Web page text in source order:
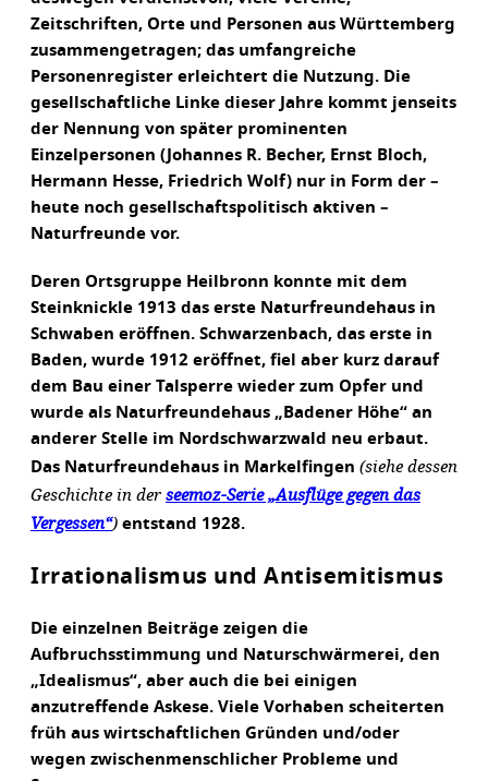
Zeitschriften, Orte und Personen aus Württemberg
zusammengetragen; das umfangreiche
Personenregister erleichtert die Nutzung. Die
gesellschaftliche Linke dieser Jahre kommt jenseits
der Nennung von später prominenten
Einzelpersonen (Johannes R. Becher, Ernst Bloch,
Hermann Hesse, Friedrich Wolf) nur in Form der –
heute noch gesellschaftspolitisch aktiven –
Naturfreunde vor.
Deren Ortsgruppe Heilbronn konnte mit dem
Steinknickle 1913 das erste Naturfreundehaus in
Schwaben eröffnen. Schwarzenbach, das erste in
Baden, wurde 1912 eröffnet, fiel aber kurz darauf
dem Bau einer Talsperre wieder zum Opfer und
wurde als Naturfreundehaus „Badener Höhe“ an
anderer Stelle im Nordschwarzwald neu erbaut.
Das Naturfreundehaus in Markelfingen (siehe dessen
Geschichte in der seemoz-Serie „Ausflüge gegen das
Vergessen“) entstand 1928.
Irrationalismus und Antisemitismus
Die einzelnen Beiträge zeigen die
Aufbruchsstimmung und Naturschwärmerei, den
„Idealismus“, aber auch die bei einigen
anzutreffende Askese. Viele Vorhaben scheiterten
früh aus wirtschaftlichen Gründen und/oder
wegen zwischenmenschlicher Probleme und